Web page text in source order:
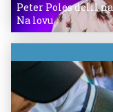
Peter Poles delil
Na lovu